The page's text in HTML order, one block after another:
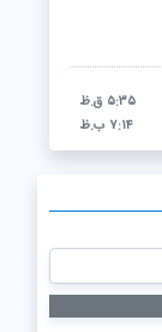
۵:۳۵ ق.ظ
۷:۱۴ ب.ظ